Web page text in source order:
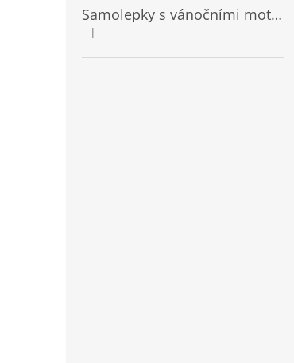
Samolepky s vánočními motivy 8 x 14,5 cm 10724
Hodnocení produktu je 4 z 5 hvězdiček.
|